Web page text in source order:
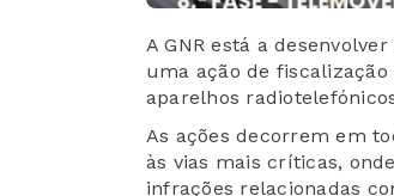
A GNR está a
uma ação de
aparelhos
As ações decorrem em
às vias mais críticas,
infrações relacionadas